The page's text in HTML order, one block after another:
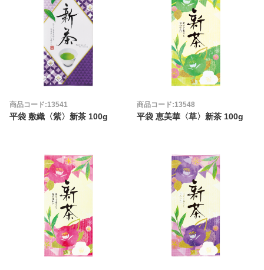
商品コード:13541
平袋 敷織〈紫〉新茶 100g
商品コード:13548
平袋 恵美華〈草〉新茶 100g